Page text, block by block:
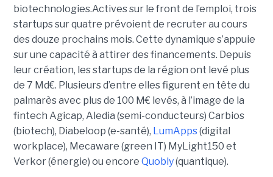
biotechnologies.Actives sur le front de l’emploi, trois
startups sur quatre prévoient de recruter au cours
des douze prochains mois. Cette dynamique s’appuie
sur une capacité à attirer des financements. Depuis
leur création, les startups de la région ont levé plus
de 7 Md€. Plusieurs d’entre elles figurent en tête du
palmarès avec plus de 100 M€ levés, à l’image de la
fintech Agicap, Aledia (semi-conducteurs) Carbios
(biotech), Diabeloop (e-santé), LumApps(digital
workplace), Mecaware (green IT) MyLight150 et
Verkor (énergie) ou encore Quobly(quantique).